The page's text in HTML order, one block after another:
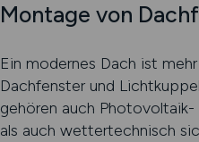
Montage von
Ein modernes Dach ist
Dachfenster und
gehören auch
als auch wettertechnisch